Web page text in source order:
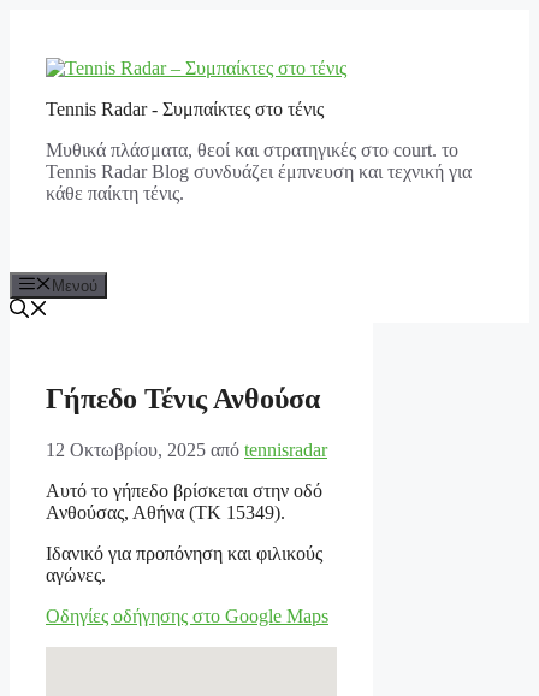
περιεχόμενο
Tennis Radar - Συμπαίκτες στο τένις
Μυθικά πλάσματα, θεοί και στρατηγικές στο court. το
Tennis Radar Blog συνδυάζει έμπνευση και τεχνική για
κάθε παίκτη τένις.
Μενού
Γήπεδο Τένις Ανθούσα
12 Οκτωβρίου, 2025 από tennisradar
Αυτό το γήπεδο βρίσκεται στην οδό
Ανθούσας, Αθήνα (ΤΚ 15349).
Ιδανικό για προπόνηση και φιλικούς
αγώνες.
Οδηγίες οδήγησης στο Google Maps